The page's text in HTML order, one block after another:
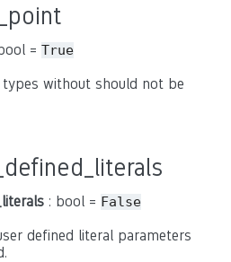
= True
without should not be
: bool = False
defined literal parameters